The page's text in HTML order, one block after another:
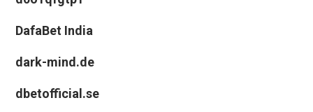
DafaBet India
dark-mind.de
dbetofficial.se